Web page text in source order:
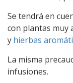
Se tendrá en
con plantas muy
y hierbas
La misma
infusiones.